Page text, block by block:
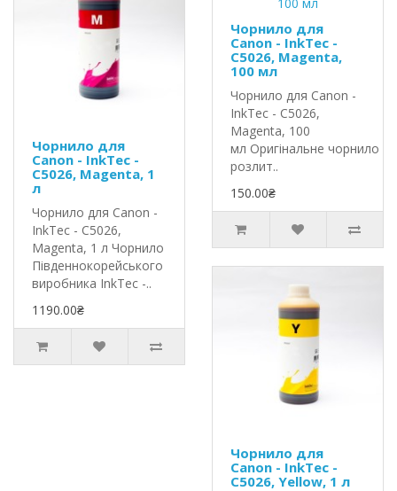
Чорнило для
Canon - InkTec -
C5026, Magenta, 1
л
Чорнило для Canon -
InkTec - C5026,
Magenta, 1 л Чорнило
Південнокорейського
виробника InkTec -..
1190.00₴
Чорнило для
Canon - InkTec -
C5026, Magenta,
100 мл
Чорнило для Canon -
InkTec - C5026,
Magenta, 100
мл Оригінальне чорнило
розлит..
150.00₴
Чорнило для
Canon - InkTec -
C5026, Yellow, 1 л